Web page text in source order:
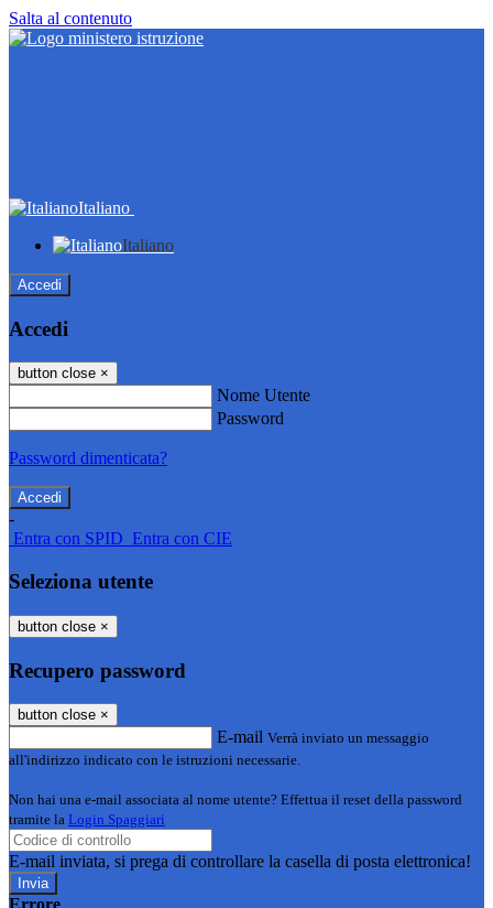
Salta al contenuto
Italiano
Italiano
Accedi
Accedi
button close ×
Nome Utente
Password
Password dimenticata?
-
Entra con SPID Entra con CIE
Seleziona utente
button close ×
Recupero password
button close ×
E-mail Verrà inviato un messaggio
all'indirizzo indicato con le istruzioni necessarie.
Non hai una e-mail associata al nome utente? Effettua il reset della password
tramite la Login Spaggiari
E-mail inviata, si prega di controllare la casella di posta elettronica!